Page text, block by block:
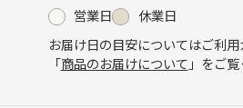
営業日
休業日
お届け日の目安についてはご利
「商品のお届けについて 」をご覧